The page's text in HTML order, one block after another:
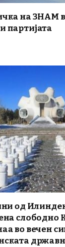
на ЗНАМ
партијата
од
слободно
во вечен